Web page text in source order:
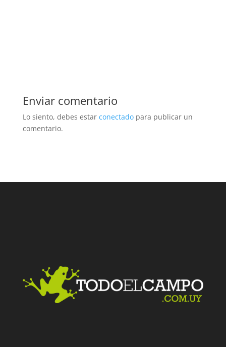
Enviar comentario
Lo siento, debes estar conectadopara publicar un
comentario.
Facebook